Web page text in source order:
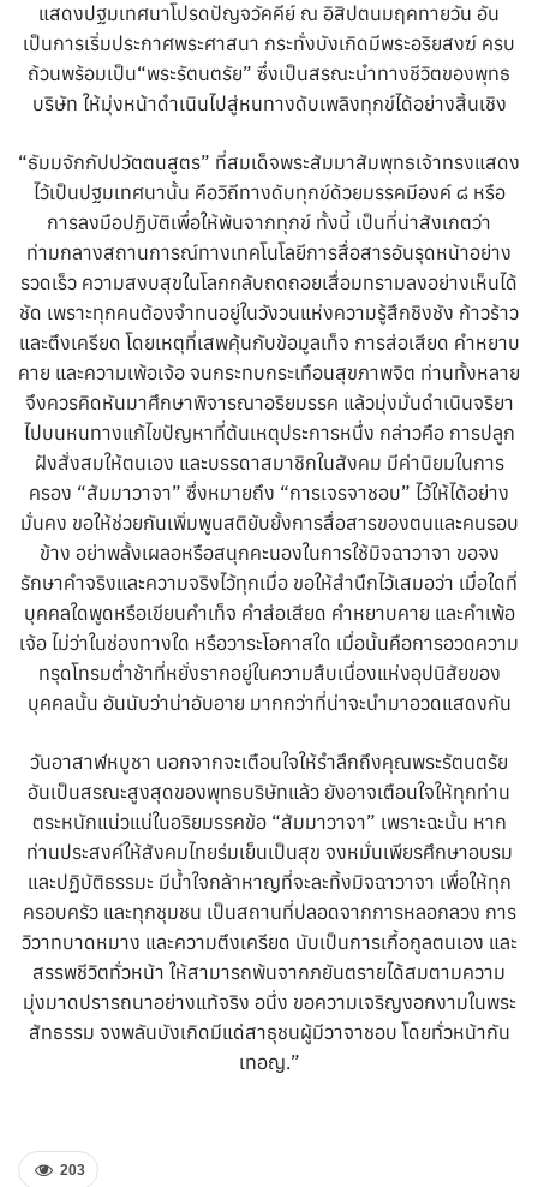
แสดงปฐมเทศนาโปรดปัญจวัคคีย์ ณ อิสิปตนมฤคทายวัน อัน
เป็นการเริ่มประกาศพระศาสนา กระทั่งบังเกิดมีพระอริยสงฆ์ ครบ
ถ้วนพร้อมเป็น“พระรัตนตรัย” ซึ่งเป็นสรณะนำทางชีวิตของพุทธ
บริษัท ให้มุ่งหน้าดำเนินไปสู่หนทางดับเพลิงทุกข์ได้อย่างสิ้นเชิง
“ธัมมจักกัปปวัตตนสูตร” ที่สมเด็จพระสัมมาสัมพุทธเจ้าทรงแสดง
ไว้เป็นปฐมเทศนานั้น คือวิถีทางดับทุกข์ด้วยมรรคมีองค์ ๘ หรือ
การลงมือปฏิบัติเพื่อให้พ้นจากทุกข์ ทั้งนี้ เป็นที่น่าสังเกตว่า
ท่ามกลางสถานการณ์ทางเทคโนโลยีการสื่อสารอันรุดหน้าอย่าง
รวดเร็ว ความสงบสุขในโลกกลับถดถอยเสื่อมทรามลงอย่างเห็นได้
ชัด เพราะทุกคนต้องจำทนอยู่ในวังวนแห่งความรู้สึกชิงชัง ก้าวร้าว
และตึงเครียด โดยเหตุที่เสพคุ้นกับข้อมูลเท็จ การส่อเสียด คำหยาบ
คาย และความเพ้อเจ้อ จนกระทบกระเทือนสุขภาพจิต ท่านทั้งหลาย
จึงควรคิดหันมาศึกษาพิจารณาอริยมรรค แล้วมุ่งมั่นดำเนินจริยา
ไปบนหนทางแก้ไขปัญหาที่ต้นเหตุประการหนึ่ง กล่าวคือ การปลูก
ฝังสั่งสมให้ตนเอง และบรรดาสมาชิกในสังคม มีค่านิยมในการ
ครอง “สัมมาวาจา” ซึ่งหมายถึง “การเจรจาชอบ” ไว้ให้ได้อย่าง
มั่นคง ขอให้ช่วยกันเพิ่มพูนสติยับยั้งการสื่อสารของตนและคนรอบ
ข้าง อย่าพลั้งเผลอหรือสนุกคะนองในการใช้มิจฉาวาจา ขอจง
รักษาคำจริงและความจริงไว้ทุกเมื่อ ขอให้สำนึกไว้เสมอว่า เมื่อใดที่
บุคคลใดพูดหรือเขียนคำเท็จ คำส่อเสียด คำหยาบคาย และคำเพ้อ
เจ้อ ไม่ว่าในช่องทางใด หรือวาระโอกาสใด เมื่อนั้นคือการอวดความ
ทรุดโทรมต่ำช้าที่หยั่งรากอยู่ในความสืบเนื่องแห่งอุปนิสัยของ
บุคคลนั้น อันนับว่าน่าอับอาย มากกว่าที่น่าจะนำมาอวดแสดงกัน
วันอาสาฬหบูชา นอกจากจะเตือนใจให้รำลึกถึงคุณพระรัตนตรัย
อันเป็นสรณะสูงสุดของพุทธบริษัทแล้ว ยังอาจเตือนใจให้ทุกท่าน
ตระหนักแน่วแน่ในอริยมรรคข้อ “สัมมาวาจา” เพราะฉะนั้น หาก
ท่านประสงค์ให้สังคมไทยร่มเย็นเป็นสุข จงหมั่นเพียรศึกษาอบรม
และปฏิบัติธรรมะ มีน้ำใจกล้าหาญที่จะละทิ้งมิจฉาวาจา เพื่อให้ทุก
ครอบครัว และทุกชุมชน เป็นสถานที่ปลอดจากการหลอกลวง การ
วิวาทบาดหมาง และความตึงเครียด นับเป็นการเกื้อกูลตนเอง และ
สรรพชีวิตทั่วหน้า ให้สามารถพ้นจากภยันตรายได้สมตามความ
มุ่งมาดปรารถนาอย่างแท้จริง อนึ่ง ขอความเจริญงอกงามในพระ
สัทธรรม จงพลันบังเกิดมีแด่สาธุชนผู้มีวาจาชอบ โดยทั่วหน้ากัน
เทอญ.”
203